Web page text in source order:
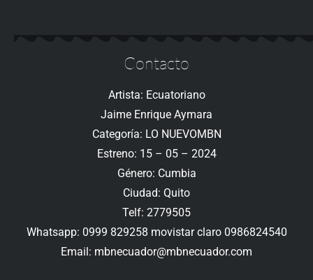
Contacto
Artista: Ecuatoriano
Jaime Enrique Aymara
Categoría: LO NUEVOMBN
Estreno: 15 – 05 – 2024
Género: Cumbia
Ciudad: Quito
Telf: 2779505
Whatsapp: 0999 829258 movistar claro 0986824540
Email: mbnecuador@mbnecuador.com